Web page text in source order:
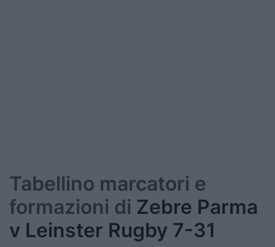
Tabellino marcatori e
formazioni di Zebre Parma
v Leinster Rugby 7-31